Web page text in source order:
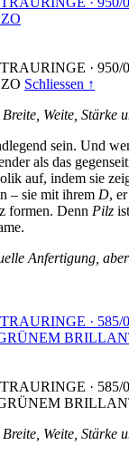
TRAURINGE · 950/
Schliessen ↑
Weite, Stärke
sein. Und
als das
auf, indem sie
– sie mit ihrem D,
formen. Denn Pilz
Anfertigung,
TRAURINGE · 585/
TRAURINGE · 585/
Weite, Stärke